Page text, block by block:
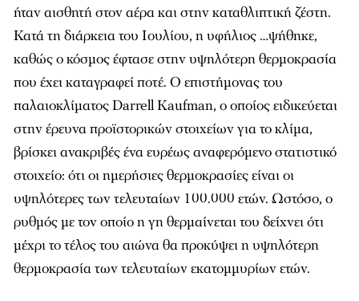
ήταν αισθητή στον αέρα και στην καταθλιπτική ζέστη.
Κατά τη διάρκεια του Ιουλίου, η υφήλιος …ψήθηκε,
καθώς ο κόσμος έφτασε στην υψηλότερη θερμοκρασία
που έχει καταγραφεί ποτέ. Ο επιστήμονας του
παλαιοκλίματος Darrell Kaufman, ο οποίος ειδικεύεται
στην έρευνα προϊστορικών στοιχείων για το κλίμα,
βρίσκει ανακριβές ένα ευρέως αναφερόμενο στατιστικό
στοιχείο: ότι οι ημερήσιες θερμοκρασίες είναι οι
υψηλότερες των τελευταίων 100.000 ετών. Ωστόσο, ο
ρυθμός με τον οποίο η γη θερμαίνεται του δείχνει ότι
μέχρι το τέλος του αιώνα θα προκύψει η υψηλότερη
θερμοκρασία των τελευταίων εκατομμυρίων ετών.